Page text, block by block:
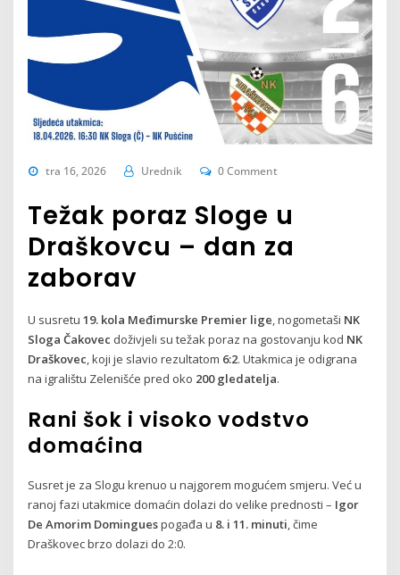
tra 16, 2026 Urednik 0 Comment
Težak poraz Sloge u
Draškovcu – dan za
zaborav
U susretu19. kola Međimurske Premier lige, nogometaši NK
Sloga Čakovec doživjeli su težak poraz na gostovanju kod NK
Draškovec, koji je slavio rezultatom 6:2. Utakmica je odigrana
na igralištu Zelenišće pred oko 200 gledatelja.
Rani šok i visoko vodstvo
domaćina
Susret je za Slogu krenuo u najgorem mogućem smjeru. Već u
ranoj fazi utakmice domaćin dolazi do velike prednosti – Igor
De Amorim Dominguespogađa u 8. i 11. minuti, čime
Draškovec brzo dolazi do 2:0.